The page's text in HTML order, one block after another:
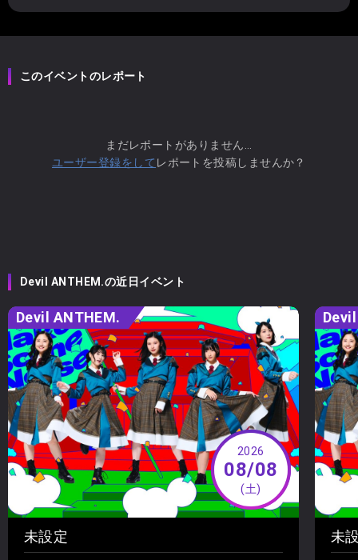
このイベントのレポート
まだレポートがありません...
ユーザー登録をして レポートを投稿しませんか？
Devil ANTHEM.の近日イベント
Devil ANTHEM.
2026
08/08
(土)
未設定 未